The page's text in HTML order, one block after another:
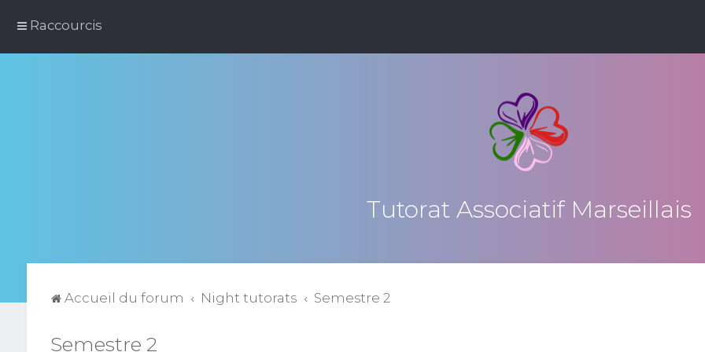
Raccourcis
Tutorat Associatif Marseillais
Accueil du forum Night tutorats Semestre 2
Semestre 2